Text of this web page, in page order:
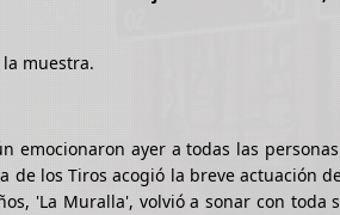
muestra.
emocionaron ayer a todas las
de los Tiros acogió la breve actuación
'La Muralla', volvió a sonar con toda